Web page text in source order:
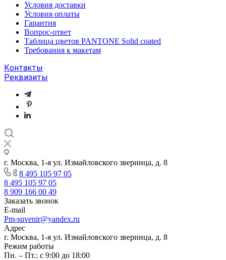
Условия доставки
Условия оплаты
Гарантия
Вопрос-ответ
Таблица цветов PANTONE Solid coated
Требования к макетам
Контакты
Реквизиты
г. Москва, 1-я ул. Измайловского зверинца, д. 8
8 495 105 97 05
8 495 105 97 05
8 909 166 00 49
Заказать звонок
E-mail
Pm-suvenir@yandex.ru
Адрес
г. Москва, 1-я ул. Измайловского зверинца, д. 8
Режим работы
Пн. – Пт.: с 9:00 до 18:00